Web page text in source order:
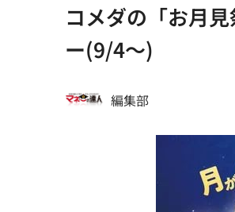
コメダの「お月
ー(9/4～)
編集部